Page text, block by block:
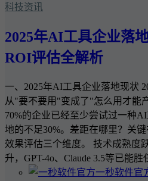
科技资讯
2025年AI工具企业落
ROI评估全解析
一、2025年AI工具企业落地现状
从"要不要用"变成了"怎么用才能
70%的企业已经至少尝试过一种
地的不足30%。差距在哪里？关
效果评估三个维度。 技术成熟度
升，GPT-4o、Claude 3.5等已能
一秒软件官